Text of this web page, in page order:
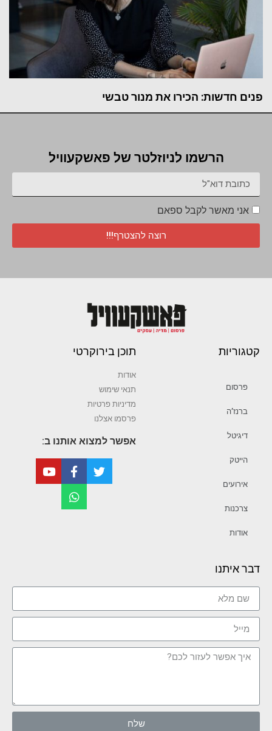
פנים חדשות: הכירו את מנור טבשי
הרשמו לניוזלטר של פאשקעוויל
אני מאשר לקבל ספאם
רוצה להצטרף!!!
קטגוריות
פרסום
ברנז’ה
דיגיטל
הייטק
אירועים
צרכנות
אודות
תוכן בירוקרטי
אודות
תנאי שימוש
מדיניות פרטיות
פרסמו אצלנו
אפשר למצוא אותנו ב:
דבר איתנו
שלח